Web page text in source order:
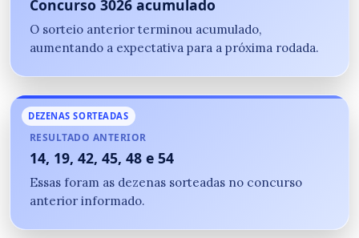
Concurso 3026 acumulado
O sorteio anterior terminou acumulado,
aumentando a expectativa para a próxima rodada.
DEZENAS SORTEADAS
RESULTADO ANTERIOR
14, 19, 42, 45, 48 e 54
Essas foram as dezenas sorteadas no concurso
anterior informado.